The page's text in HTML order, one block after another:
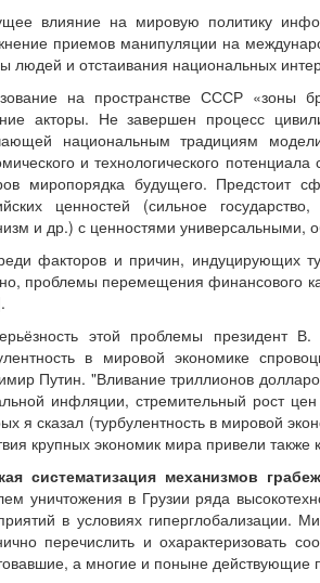
влияние на мировую политику
приемов манипуляции на
людей и отстаивания национальных
на пространстве СССР «зоны
акторы. Не завершен процесс
национальным традициям
и технологического
миропорядка будущего. Предстоит
ценностей (сильное
и др.) с ценностями универсальными,
факторов и причин, индуцирующих
проблемы перемещения финансового
этой проблемы президент
в мировой экономике
Путин. "Вливание триллионов
инфляции, стремительный рост
я сказал (турбулентность в мировой
крупных экономик мира привели
систематизация механизмов
уничтожения в Грузии ряда
в условиях гиперглобализации.
перечислить и охарактеризовать
а многие и поныне действующие